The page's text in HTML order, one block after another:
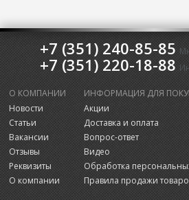
+7 (351) 240-85-85
+7 (351) 220-18-88
О КОМПАНИИ
Новости
Статьи
Вакансии
Отзывы
Реквизиты
О компании
ИНФОРМАЦИЯ ДЛЯ
Акции
Доставка и оплата
Вопрос-ответ
Видео
Обработка
Правила продажи